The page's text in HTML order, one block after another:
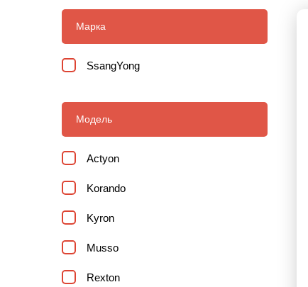
Марка
SsangYong
Модель
Actyon
Korando
Kyron
Musso
Rexton